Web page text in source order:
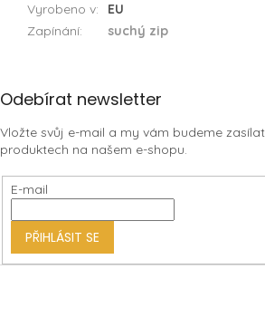
Vyrobeno v:
EU
Zapínání: suchý zip
Z
p
a
t
Odebírat newsletter
Vložte svůj e-mail a my vám budeme
produktech na našem e-shopu.
E-mail
PŘIHLÁSIT SE